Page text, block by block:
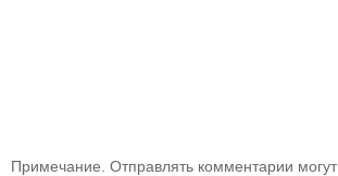
Примечание. Отправлять комментарии могут